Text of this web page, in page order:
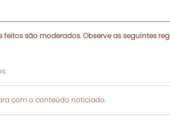
são moderados. Observe as seguintes
com o conteúdo noticiado.